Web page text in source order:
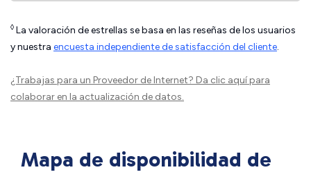
◊ La valoración de estrellas se basa en las reseñas de los usuarios
y nuestra encuesta independiente de satisfacción del cliente.
¿Trabajas para un Proveedor de Internet? Da clic aquípara
colaborar en la actualización de datos.
Mapa de disponibilidad de